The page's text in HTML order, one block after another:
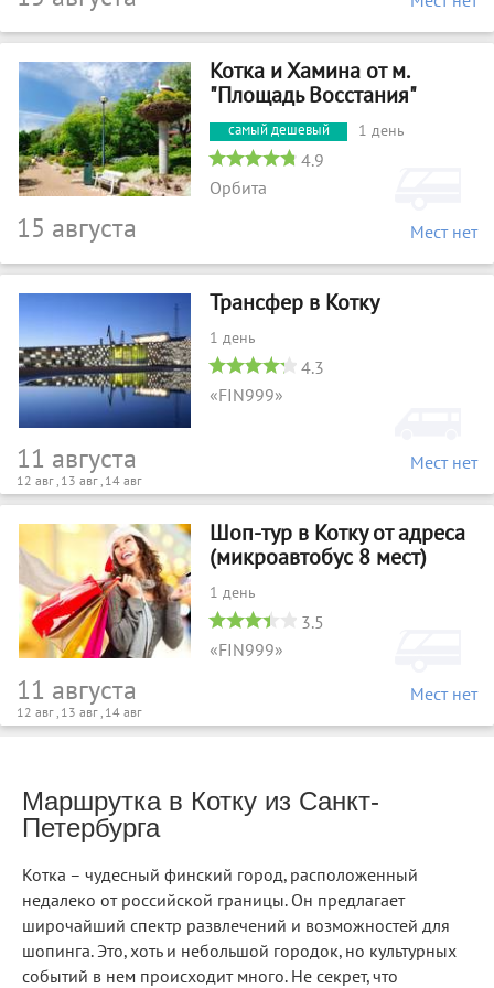
Котка и Хамина от м.
"Площадь Восстания"
1 день
4.9
Орбита
15 августа Мест нет
Трансфер в Котку
1 день
4.3
«FIN999»
11 августа
12 авг , 13 авг , 14 авг
Мест нет
Шоп-тур в Котку от адреса
(микроавтобус 8 мест)
1 день
3.5
«FIN999»
11 августа
12 авг , 13 авг , 14 авг
Мест нет
Маршрутка в Котку из Санкт-
Петербурга
Котка – чудесный финский город, расположенный
недалеко от российской границы. Он предлагает
широчайший спектр развлечений и возможностей для
шопинга. Это, хоть и небольшой городок, но культурных
событий в нем происходит много. Не секрет, что